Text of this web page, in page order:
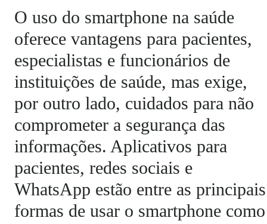
O uso do smartphone na saúde
oferece vantagens para pacientes,
especialistas e funcionários de
instituições de saúde, mas exige,
por outro lado, cuidados para não
comprometer a segurança das
informações. Aplicativos para
pacientes, redes sociais e
WhatsApp estão entre as principais
formas de usar o smartphone como